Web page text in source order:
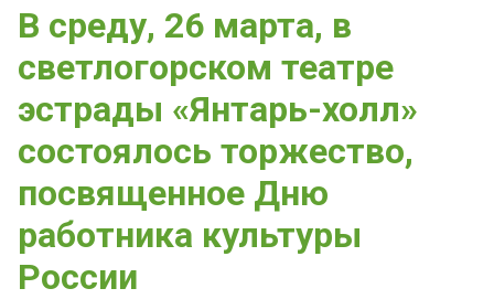
В среду, 26 марта, в
светлогорском театре
эстрады «Янтарь-холл»
состоялось торжество,
посвященное Дню
работника культуры
России